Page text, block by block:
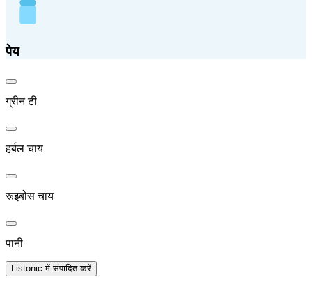
पेय
ग्रीन टी
हर्बल चाय
रूइबोस चाय
पानी
Listonic में संपादित करें